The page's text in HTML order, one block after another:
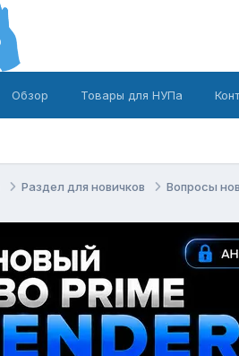
Обзор Товары для НУПа
Раздел для новичков Вопросы